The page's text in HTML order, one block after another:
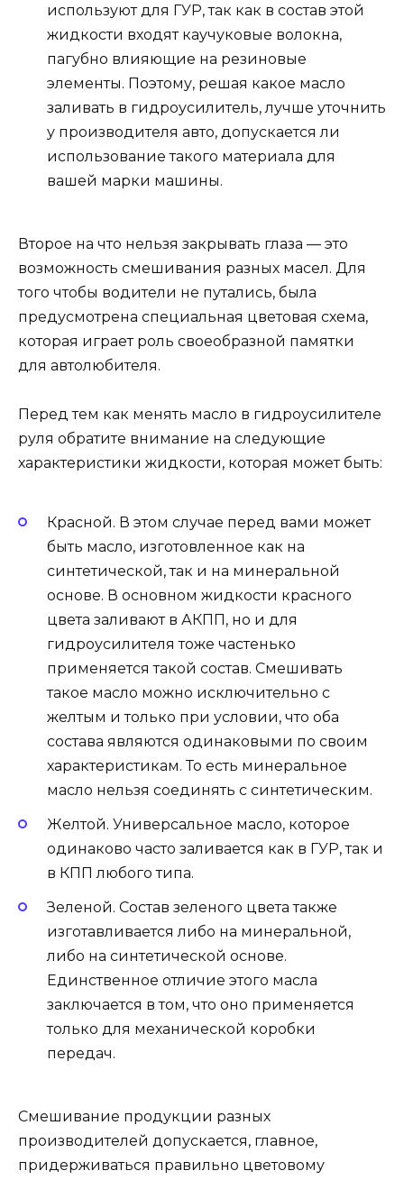
используют для ГУР, так как в состав этой
жидкости входят каучуковые волокна,
пагубно влияющие на резиновые
элементы. Поэтому, решая какое масло
заливать в гидроусилитель, лучше уточнить
у производителя авто, допускается ли
использование такого материала для
вашей марки машины.
Второе на что нельзя закрывать глаза — это
возможность смешивания разных масел. Для
того чтобы водители не путались, была
предусмотрена специальная цветовая схема,
которая играет роль своеобразной памятки
для автолюбителя.
Перед тем как менять масло в гидроусилителе
руля обратите внимание на следующие
характеристики жидкости, которая может быть:
Красной. В этом случае перед вами может
быть масло, изготовленное как на
синтетической, так и на минеральной
основе. В основном жидкости красного
цвета заливают в АКПП, но и для
гидроусилителя тоже частенько
применяется такой состав. Смешивать
такое масло можно исключительно с
желтым и только при условии, что оба
состава являются одинаковыми по своим
характеристикам. То есть минеральное
масло нельзя соединять с синтетическим.
Желтой. Универсальное масло, которое
одинаково часто заливается как в ГУР, так и
в КПП любого типа.
Зеленой. Состав зеленого цвета также
изготавливается либо на минеральной,
либо на синтетической основе.
Единственное отличие этого масла
заключается в том, что оно применяется
только для механической коробки
передач.
Смешивание продукции разных
производителей допускается, главное,
придерживаться правильно цветовому